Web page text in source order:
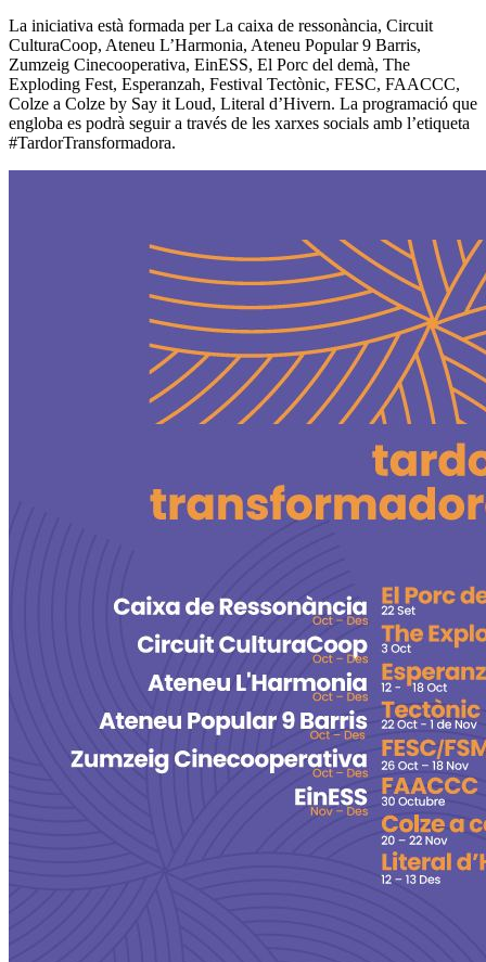
La iniciativa està formada per La caixa de ressonància, Circuit
CulturaCoop, Ateneu L’Harmonia, Ateneu Popular 9 Barris,
Zumzeig Cinecooperativa, EinESS, El Porc del demà, The
Exploding Fest, Esperanzah, Festival Tectònic, FESC, FAACCC,
Colze a Colze by Say it Loud, Literal d’Hivern. La programació que
engloba es podrà seguir a través de les xarxes socials amb l’etiqueta
#TardorTransformadora.